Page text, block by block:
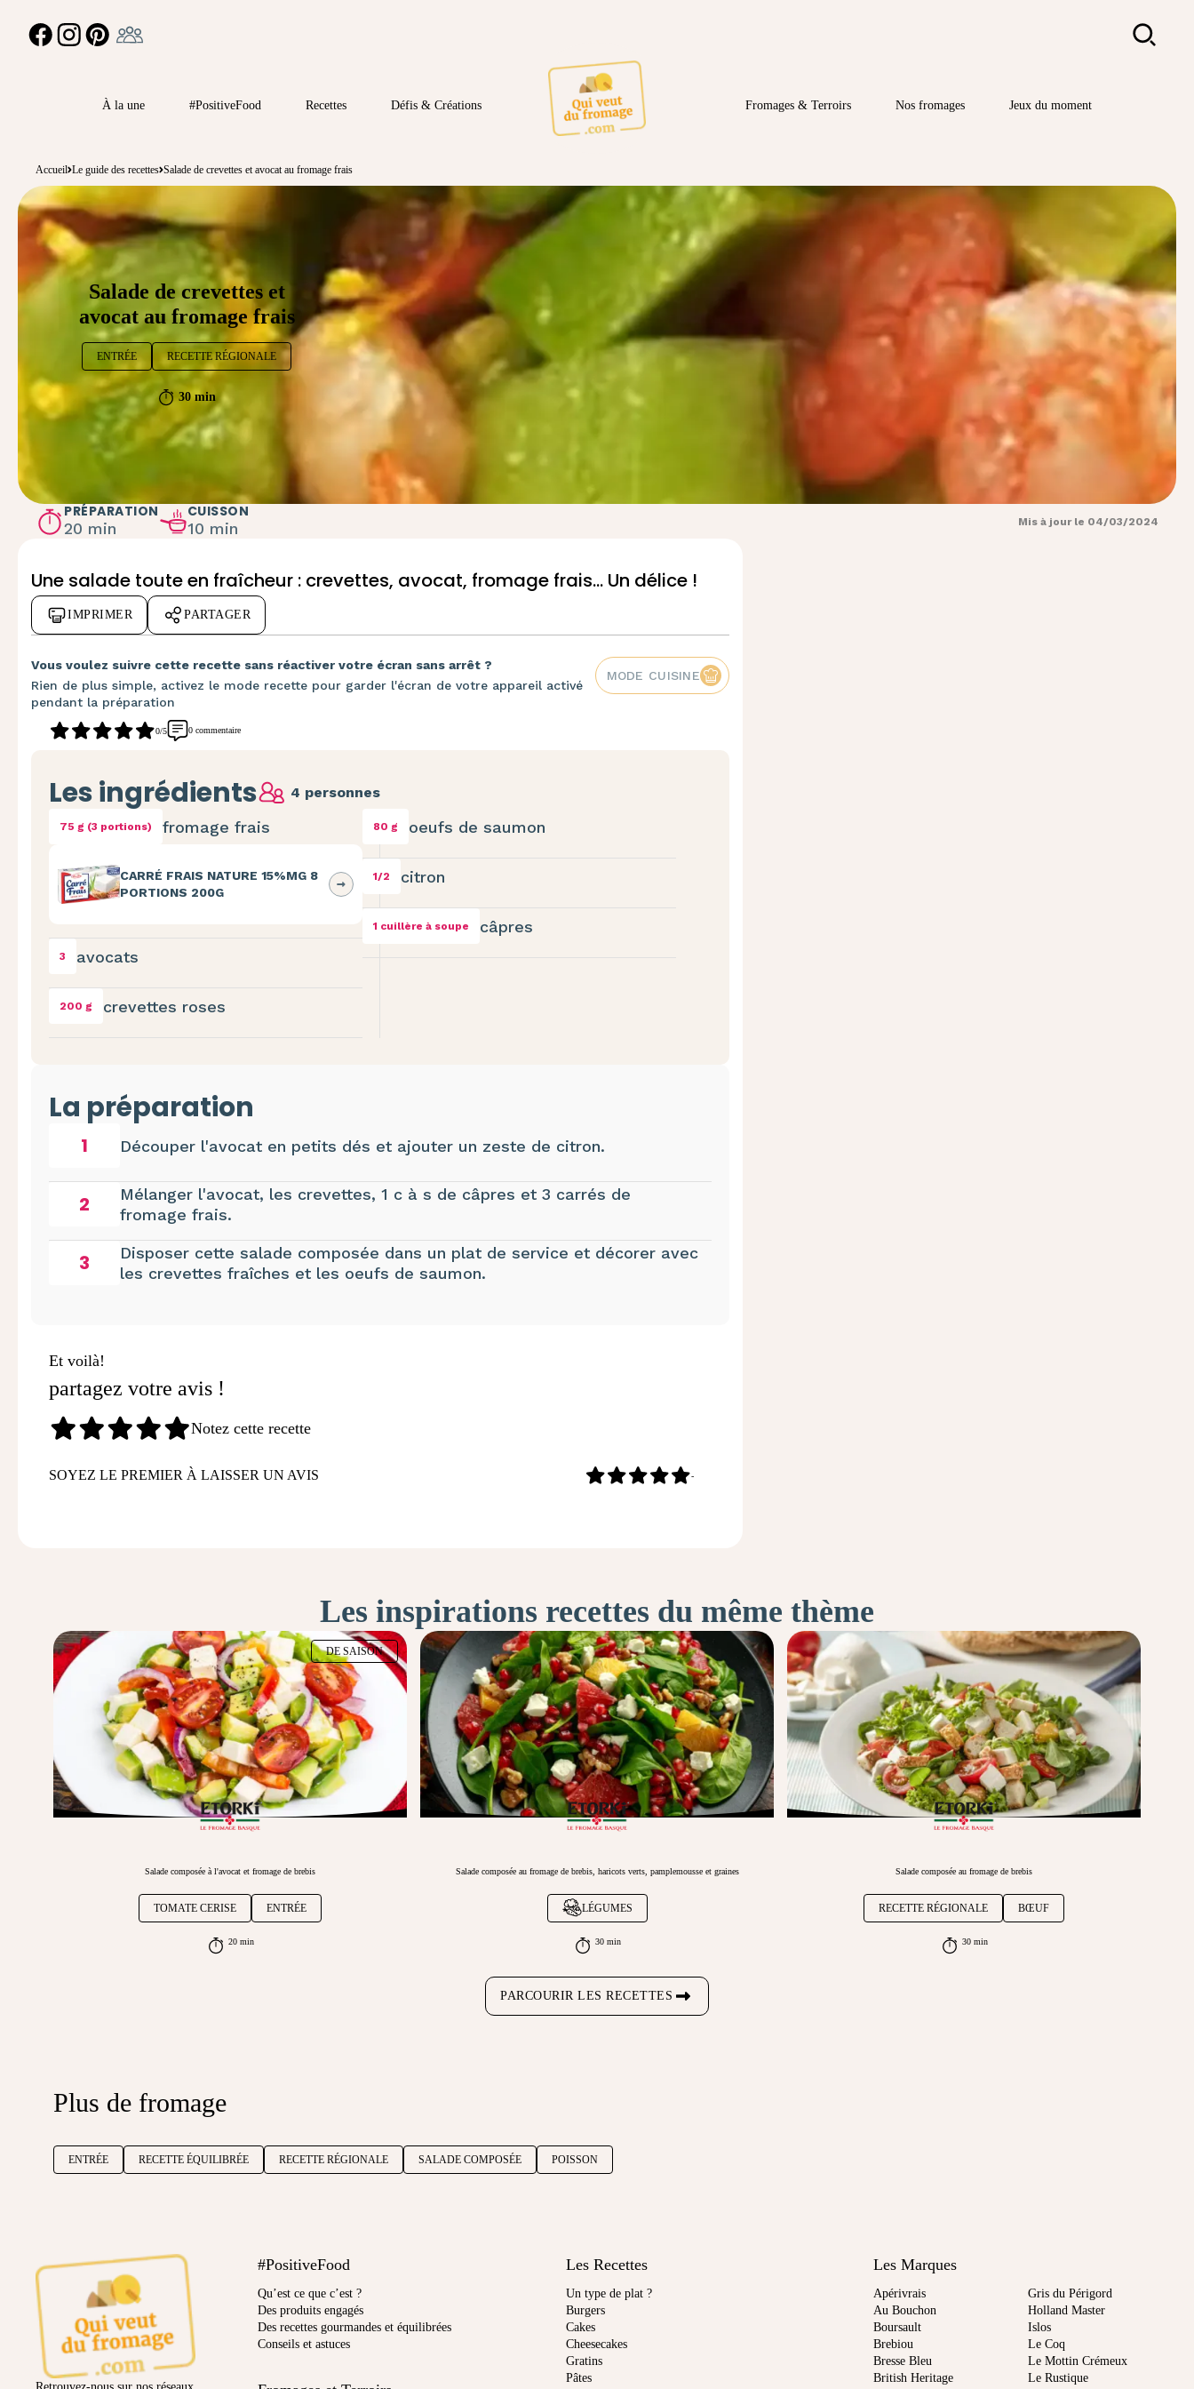
FACEBOOKINSTAGRAMPINTEREST Rechercher
À la une #PositiveFood Recettes Défis & Créations Fromages & Terroirs Nos fromages Jeux du moment
Accueil Le guide des recettes Salade de crevettes et avocat au fromage frais
Salade de crevettes et
avocat au fromage frais
ENTRÉE RECETTE RÉGIONALE
30 min
PRÉPARATION
20 min
CUISSON
10 min Mis à jour le 04/03/2024
Une salade toute en fraîcheur : crevettes, avocat, fromage frais... Un délice !
IMPRIMER PARTAGER
Vous voulez suivre cette recette sans réactiver votre écran sans arrêt ?
Rien de plus simple, activez le mode recette pour garder l'écran de votre appareil activé
pendant la préparation
MODE CUISINE
0/5 0 commentaire
Les ingrédients 4 personnes
75 g (3 portions) fromage frais
CARRÉ FRAIS NATURE 15%MG 8
PORTIONS 200G
3 avocats
200 g crevettes roses
80 g oeufs de saumon
1/2 citron
1 cuillère à soupe câpres
La préparation
1 Découper l'avocat en petits dés et ajouter un zeste de citron.
2
Mélanger l'avocat, les crevettes, 1 c à s de câpres et 3 carrés de
fromage frais.
3
Disposer cette salade composée dans un plat de service et décorer avec
les crevettes fraîches et les oeufs de saumon.
Et voilà!
partagez votre avis !
Notez cette recette
SOYEZ LE PREMIER À LAISSER UN AVIS -
Les inspirations recettes du même thème
DE SAISON
Salade composée à l'avocat et fromage de brebis
TOMATE CERISE ENTRÉE
20 min
Salade composée au fromage de brebis, haricots verts, pamplemousse et graines
LÉGUMES
30 min
Salade composée au fromage de brebis
RECETTE RÉGIONALE BŒUF
30 min
PARCOURIR LES RECETTES
Plus de fromage
ENTRÉE RECETTE ÉQUILIBRÉE RECETTE RÉGIONALE SALADE COMPOSÉE POISSON
#PositiveFood
Qu’est ce que c’est ?
Des produits engagés
Des recettes gourmandes et équilibrées
Conseils et astuces
Les Recettes
Un type de plat ?
Burgers
Cakes
Cheesecakes
Gratins
Pâtes
Les Marques
Apérivrais
Au Bouchon
Boursault
Brebiou
Bresse Bleu
British Heritage
Gris du Périgord
Holland Master
Islos
Le Coq
Le Mottin Crémeux
Le Rustique